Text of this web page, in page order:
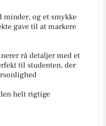
minder, og et smykke
gave til at markere
rå detaljer med et
til studenten, der
helt rigtige